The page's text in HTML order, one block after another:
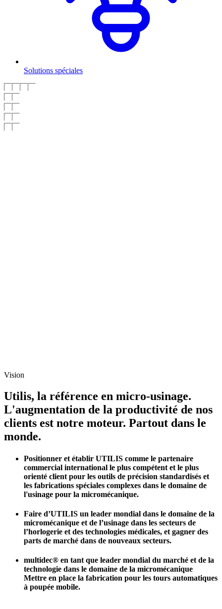
Solutions spéciales
Vision
Utilis, la référence en micro-usinage.
L'augmentation de la productivité de nos
clients est notre moteur. Partout dans le
monde.
Positionner et établir UTILIS comme le partenaire
commercial international le plus compétent et le plus
orienté client pour les outils de précision standardisés et
les fabrications spéciales complexes dans le domaine de
l'usinage pour la micromécanique.
Faire d’UTILIS un leader mondial dans le domaine de la
micromécanique et de l’usinage dans les secteurs de
l’horlogerie et des technologies médicales, et gagner des
parts de marché dans de nouveaux secteurs.
multidec® en tant que leader mondial du marché et de la
technologie dans le domaine de la micromécanique
Mettre en place la fabrication pour les tours automatiques
à poupée mobile.